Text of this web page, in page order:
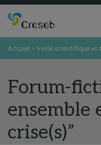
Accueil >Veille scientifique et
Forum-
ensemble
crise(s)”